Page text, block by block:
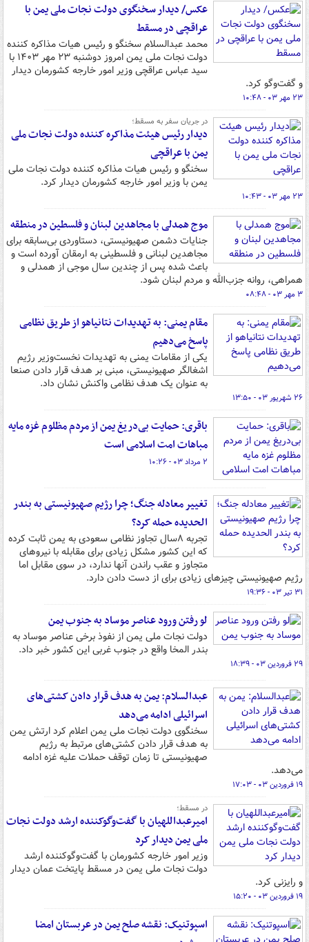
عکس/ دیدار سخنگوی دولت نجات ملی یمن با
عراقچی در مسقط
محمد عبدالسلام سخنگو و رئیس هیات مذاکره‌ کننده
دولت نجات ملی یمن امروز دوشنبه ۲۳ مهر ۱۴۰۳ با
سید عباس عراقچی وزیر امور خارجه کشورمان دیدار
و گفت‌وگو کرد.
۲۳ مهر ۰۳ - ۱۰:۴۸
در جریان سفر به مسقط؛
دیدار رئیس هیئت مذاکره‌ کننده دولت نجات ملی
یمن با عراقچی
سخنگو و رئیس هیات مذاکره‌ کننده دولت نجات ملی
یمن با وزیر امور خارجه کشورمان دیدار کرد.
۲۳ مهر ۰۳ - ۱۰:۴۳
موج همدلی با مجاهدین لبنان و فلسطین در منطقه
جنایات دشمن صهیونیستی، دستاوردی بی‌سابقه برای
مجاهدین لبنانی و فلسطینی به ارمقان آورده است و
باعث شده پس از چندین سال موجی از همدلی‌ و
همراهی، روانه جزب‌الله و مردم لبنان شود.
۳ مهر ۰۳ - ۰۸:۴۸
مقام یمنی: به تهدیدات نتانیاهو از طریق نظامی
پاسخ می‌دهیم
یکی از مقامات یمنی به تهدیدات نخست‌وزیر رژیم
اشغالگر صهیونیستی، مبنی بر هدف قرار دادن صنعا
به عنوان یک هدف نظامی واکنش نشان داد.
۲۶ شهریور ۰۳ - ۱۳:۵۰
باقری: حمایت بی‌دریغ یمن از مردم مظلوم غزه مایه
مباهات امت اسلامی است
۲ مرداد ۰۳ - ۱۰:۲۶
تغییر معادله جنگ؛ چرا رژیم صهیونیستی به بندر
الحدیده حمله کرد؟
تجربه ۸سال تجاوز نظامی سعودی به یمن ثابت کرده
که این کشور مشکل زیادی برای مقابله با نیروهای
متجاوز و عقب راندن آنها ندارد، در سوی مقابل اما
رژیم صهیونیستی چیزهای زیادی برای از دست دادن دارد.
۳۱ تیر ۰۳ - ۱۹:۳۶
لو رفتن ورود عناصر موساد به جنوب یمن
دولت نجات ملی یمن از نفوذ برخی عناصر موساد به
بندر المخا واقع در جنوب غربی این کشور خبر داد.
۲۹ فروردین ۰۳ - ۱۸:۳۹
عبدالسلام: یمن به هدف قرار دادن کشتی‌های
اسرائیلی ادامه می‌دهد
سخنگوی دولت نجات ملی یمن اعلام کرد ارتش یمن
به هدف قرار دادن کشتی‌های مرتبط به رژیم
صهیونیستی تا زمان توقف حملات علیه غزه ادامه
می‌دهد.
۱۹ فروردین ۰۳ - ۱۷:۰۳
در مسقط؛
امیرعبداللهیان با گفت‌وگوکننده ارشد دولت نجات
ملی یمن دیدار کرد
وزیر امور خارجه کشورمان با گفت‌وگوکننده ارشد
دولت نجات ملی یمن در مسقط پایتخت عمان دیدار
و رایزنی کرد.
۱۹ فروردین ۰۳ - ۱۵:۲۰
اسپوتنیک: نقشه صلح یمن در عربستان امضا